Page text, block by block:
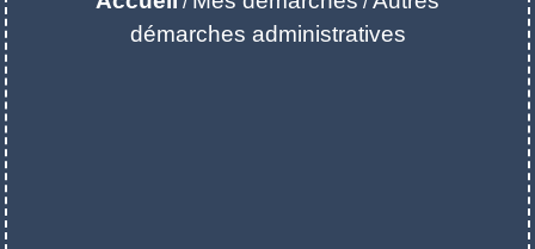
démarches administratives